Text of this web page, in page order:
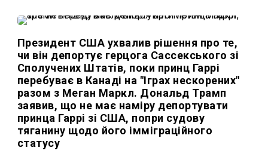
Президент США ухвалив рішення про те,
чи він депортує герцога Сассекського зі
Сполучених Штатів, поки принц Гаррі
перебуває в Канаді на "Іграх нескорених"
разом з Меган Маркл. Дональд Трамп
заявив, що не має наміру депортувати
принца Гаррі зі США, попри судову
тяганину щодо його імміграційного
статусу